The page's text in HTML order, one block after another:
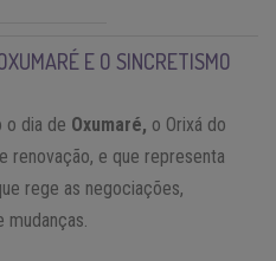
E O SINCRETISMO
o dia de Oxumaré, o Orixá do
renovação, e que representa
rege as negociações,